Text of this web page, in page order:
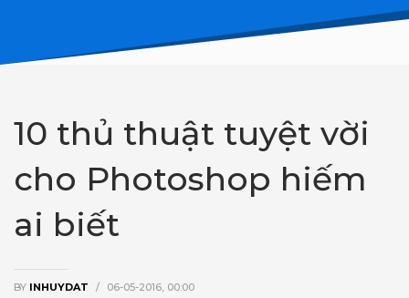
10 thủ thuật tuyệt vời
cho Photoshop hiếm
ai biết
BY INHUYDAT / 06-05-2016, 00:00